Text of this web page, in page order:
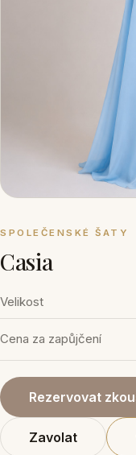
SPOLEČENSKÉ ŠATY
Casia
Velikost
Cena za zapůjčení
Rezervovat
Zavolat